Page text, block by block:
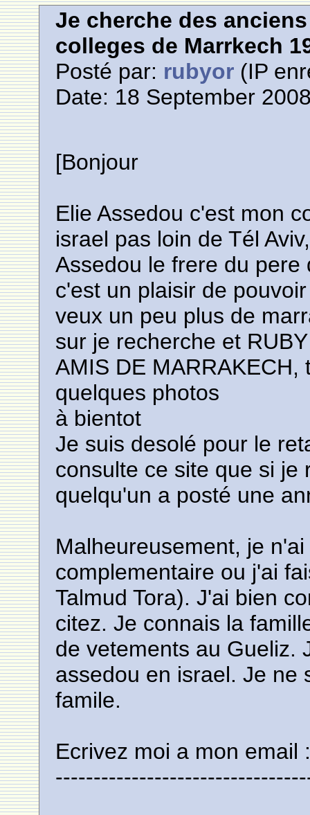
Je cherche des
colleges de Marrkech
Posté par: rubyor (IP
Date: 18 September
[Bonjour
Elie Assedou c'est mon
israel pas loin de Tél
Assedou le frere du pere
c'est un plaisir de
veux un peu plus de
sur je recherche et
AMIS DE
quelques photos
à bientot
Je suis desolé pour le
consulte ce site que si je
quelqu'un a posté une
Malheureusement, je
complementaire ou j'ai
Talmud Tora). J'ai bien
citez. Je connais la
de vetements au Gueliz.
assedou en israel. Je ne
famile.
Ecrivez moi a mon email